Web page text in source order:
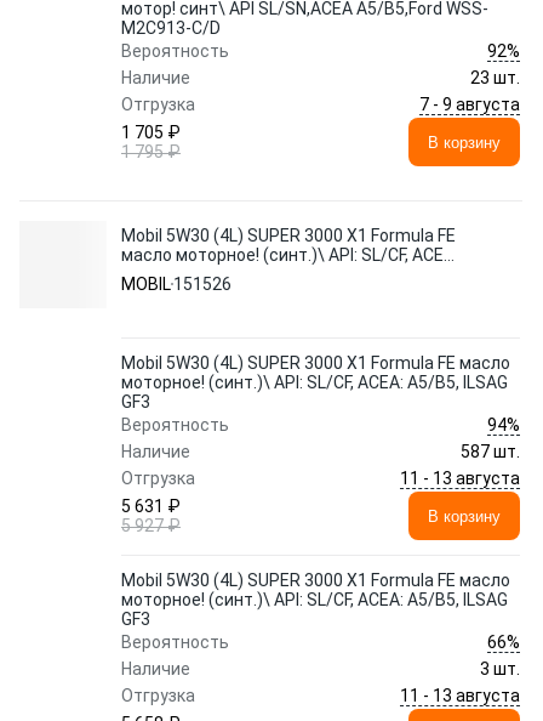
мотор! синт\ API SL/SN,ACEA A5/B5,Ford WSS-
M2C913-C/D
Вероятность
92%
Наличие
23 шт.
Отгрузка
7 - 9 августа
1 705 ₽
1 795 ₽
В корзину
Mobil 5W30 (4L) SUPER 3000 X1 Formula FE
масло моторное! (синт.)\ API: SL/CF, ACEA:
A5/B5, ILSAG GF3
MOBIL151526
Mobil 5W30 (4L) SUPER 3000 X1 Formula FE масло
моторное! (синт.)\ API: SL/CF, ACEA: A5/B5, ILSAG
GF3
Вероятность
94%
Наличие
587 шт.
Отгрузка
11 - 13 августа
5 631 ₽
5 927 ₽
В корзину
Mobil 5W30 (4L) SUPER 3000 X1 Formula FE масло
моторное! (синт.)\ API: SL/CF, ACEA: A5/B5, ILSAG
GF3
Вероятность
66%
Наличие
3 шт.
Отгрузка
11 - 13 августа